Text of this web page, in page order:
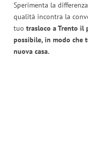
Sperimenta la
qualità incontra la
tuo trasloco a Trento il
possibile, in modo che
nuova casa.